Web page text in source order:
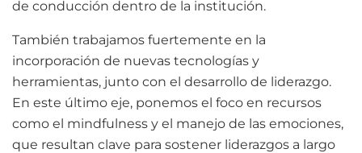
de conducción dentro de la institución.
También trabajamos fuertemente en la
incorporación de nuevas tecnologías y
herramientas, junto con el desarrollo de liderazgo.
En este último eje, ponemos el foco en recursos
como el mindfulness y el manejo de las emociones,
que resultan clave para sostener liderazgos a largo